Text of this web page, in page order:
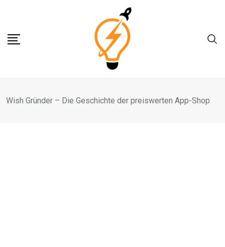
content
Wish Gründer – Die Geschichte der preiswerten App-Shop